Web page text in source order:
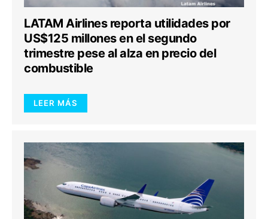
LATAM Airlines reporta utilidades por
US$125 millones en el segundo
trimestre pese al alza en precio del
combustible
LEER MÁS